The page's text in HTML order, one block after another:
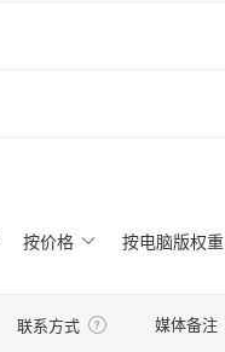
按价格 按电脑版权重
联系方式 媒体备注